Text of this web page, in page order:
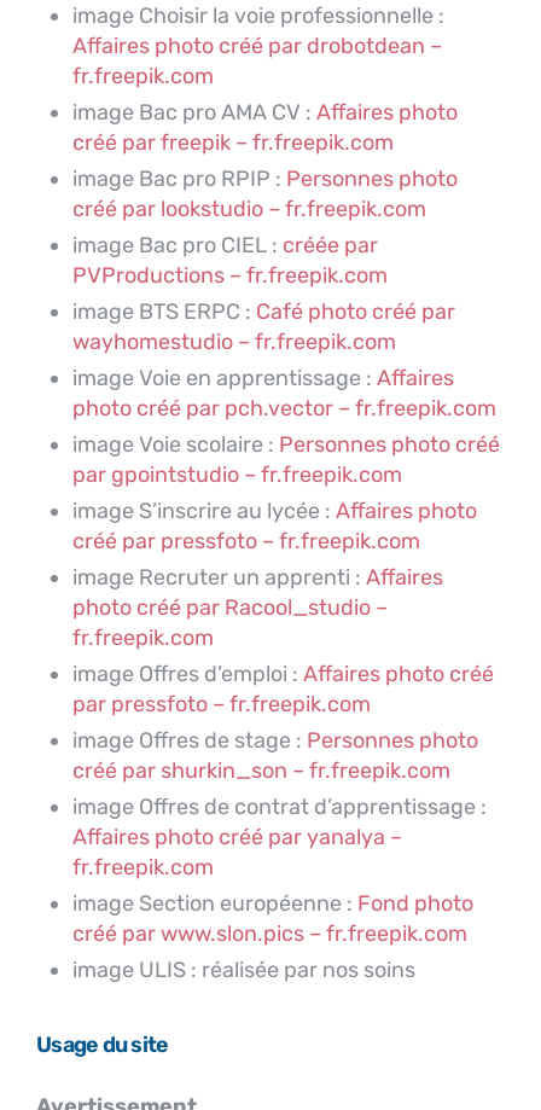
image Choisir la voie professionnelle :
Affaires photo créé par drobotdean –
fr.freepik.com
image Bac pro AMA CV : Affaires photo
créé par freepik – fr.freepik.com
image Bac pro RPIP : Personnes photo
créé par lookstudio – fr.freepik.com
image Bac pro CIEL : créée par
PVProductions – fr.freepik.com
image BTS ERPC : Café photo créé par
wayhomestudio – fr.freepik.com
image Voie en apprentissage : Affaires
photo créé par pch.vector – fr.freepik.com
image Voie scolaire : Personnes photo créé
par gpointstudio – fr.freepik.com
image S’inscrire au lycée : Affaires photo
créé par pressfoto – fr.freepik.com
image Recruter un apprenti : Affaires
photo créé par Racool_studio –
fr.freepik.com
image Offres d’emploi : Affaires photo créé
par pressfoto – fr.freepik.com
image Offres de stage : Personnes photo
créé par shurkin_son – fr.freepik.com
image Offres de contrat d’apprentissage :
Affaires photo créé par yanalya –
fr.freepik.com
image Section européenne : Fond photo
créé par www.slon.pics – fr.freepik.com
image ULIS : réalisée par nos soins
Usage du site